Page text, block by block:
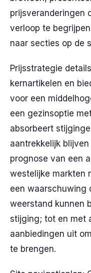
prijsveranderingen
verloop te
naar secties op de
Prijsstrategie
kernartikelen en
voor een
een gezinsoptie
absorbeert
aantrekkelijk
prognose van een
westelijke markten
een waarschuwing
weerstand kunnen
stijging; tot en met
aanbiedingen uit
te brengen.